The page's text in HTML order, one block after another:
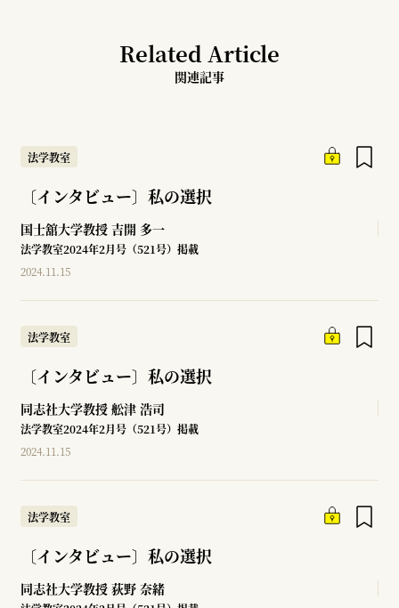
Related Article
関連記事
法学教室
〔インタビュー〕私の選択
国士舘大学教授 吉開 多一
法学教室2024年2月号（521号）掲載
2024.11.15
法学教室
〔インタビュー〕私の選択
同志社大学教授 舩津 浩司
法学教室2024年2月号（521号）掲載
2024.11.15
法学教室
〔インタビュー〕私の選択
同志社大学教授 荻野 奈緒